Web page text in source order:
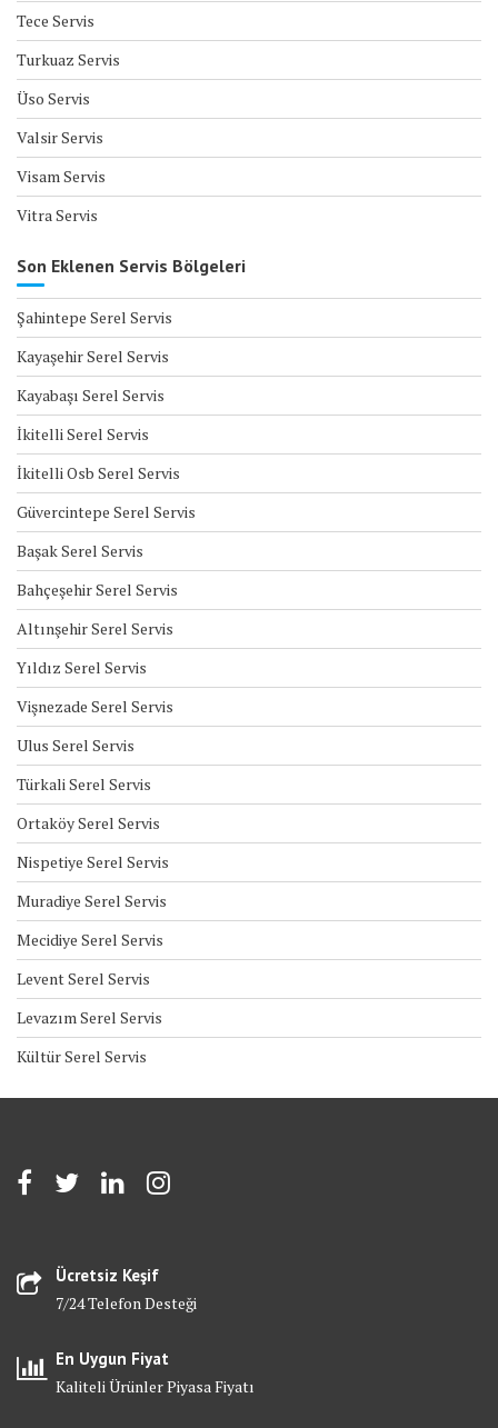
Tece Servis
Turkuaz Servis
Üso Servis
Valsir Servis
Visam Servis
Vitra Servis
Son Eklenen Servis Bölgeleri
Şahintepe Serel Servis
Kayaşehir Serel Servis
Kayabaşı Serel Servis
İkitelli Serel Servis
İkitelli Osb Serel Servis
Güvercintepe Serel Servis
Başak Serel Servis
Bahçeşehir Serel Servis
Altınşehir Serel Servis
Yıldız Serel Servis
Vişnezade Serel Servis
Ulus Serel Servis
Türkali Serel Servis
Ortaköy Serel Servis
Nispetiye Serel Servis
Muradiye Serel Servis
Mecidiye Serel Servis
Levent Serel Servis
Levazım Serel Servis
Kültür Serel Servis
Ücretsiz Keşif
7/24 Telefon Desteği
En Uygun Fiyat
Kaliteli Ürünler Piyasa Fiyatı